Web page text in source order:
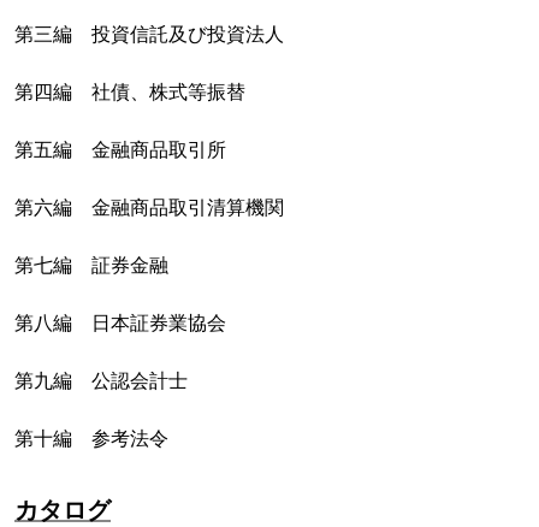
第三編 投資信託及び投資法人
第四編 社債、株式等振替
第五編 金融商品取引所
第六編 金融商品取引清算機関
第七編 証券金融
第八編 日本証券業協会
第九編 公認会計士
第十編 参考法令
カタログ